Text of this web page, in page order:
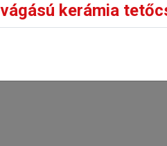
kerámia